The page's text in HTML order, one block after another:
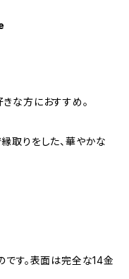
な方におすすめ。
取りをした、華やかな
す。表面は完全な14金